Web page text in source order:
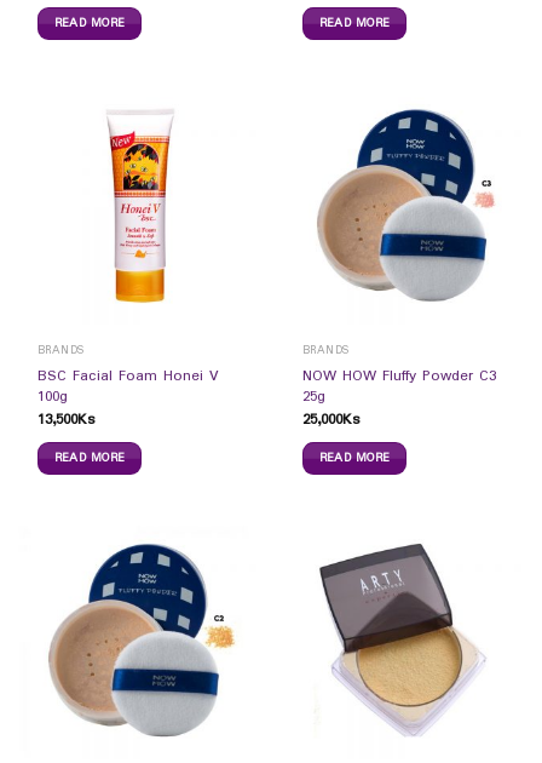
READ MORE READ MORE
BRANDS
BSC Facial Foam Honei V
100g
13,500Ks
READ MORE
BRANDS
NOW HOW Fluffy Powder C3
25g
25,000Ks
READ MORE